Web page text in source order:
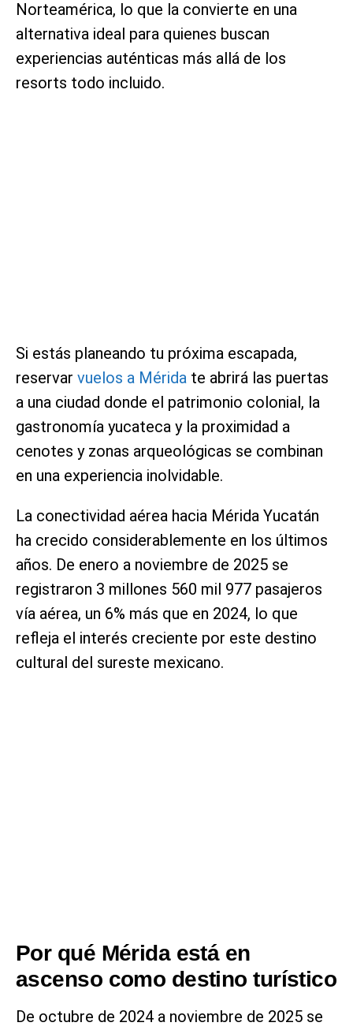
Norteamérica, lo que la convierte en una
alternativa ideal para quienes buscan
experiencias auténticas más allá de los
resorts todo incluido.
Si estás planeando tu próxima escapada,
reservar vuelos a Mérida te abrirá las puertas
a una ciudad donde el patrimonio colonial, la
gastronomía yucateca y la proximidad a
cenotes y zonas arqueológicas se combinan
en una experiencia inolvidable.
La conectividad aérea hacia Mérida Yucatán
ha crecido considerablemente en los últimos
años. De enero a noviembre de 2025 se
registraron 3 millones 560 mil 977 pasajeros
vía aérea, un 6% más que en 2024, lo que
refleja el interés creciente por este destino
cultural del sureste mexicano.
Por qué Mérida está en
ascenso como destino turístico
De octubre de 2024 a noviembre de 2025 se